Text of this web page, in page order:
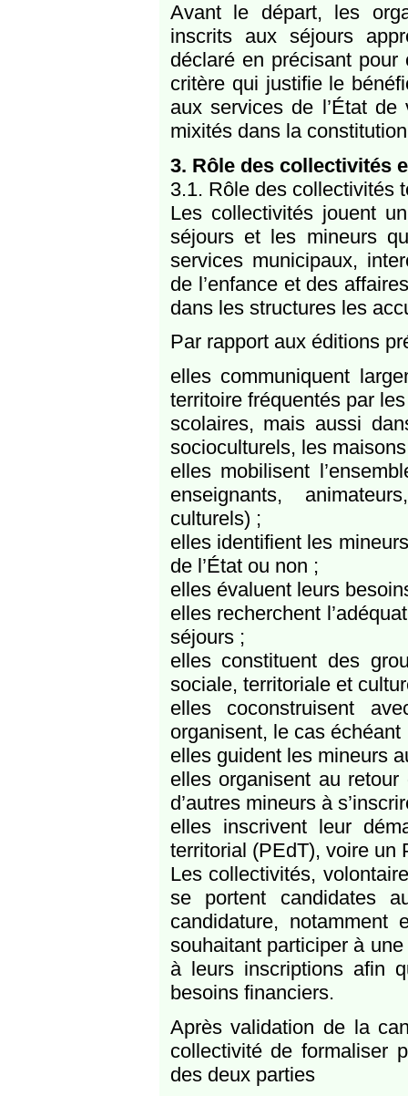
Avant le départ, les
inscrits aux séjours
déclaré en précisant
critère qui justifie le
aux services de l’État
mixités dans la
3. Rôle des collectivités
3.1. Rôle des collectivités
Les collectivités jouent
séjours et les mineurs
services municipaux,
de l’enfance et des
dans les structures les
Par rapport aux éditions
elles communiquent
territoire fréquentés par
scolaires, mais aussi
socioculturels, les
elles mobilisent
enseignants,
culturels) ;
elles identifient les
de l’État ou non ;
elles évaluent leurs
elles recherchent
séjours ;
elles constituent des
sociale, territoriale et
elles coconstruisent
organisent, le cas échéant
elles guident les mineurs
elles organisent au
d’autres mineurs à
elles inscrivent leur
territorial (PEdT), voire un
Les collectivités,
se portent candidates
candidature, notamment
souhaitant participer à
à leurs inscriptions afin
besoins financiers.
Après validation de la
collectivité de formaliser
des deux parties